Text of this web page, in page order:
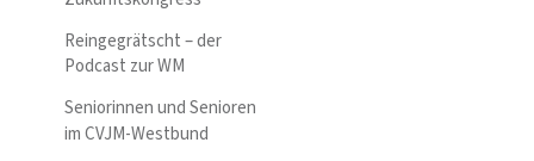
Reingegrätscht – der
Podcast zur WM
Seniorinnen und Senioren
im CVJM-Westbund